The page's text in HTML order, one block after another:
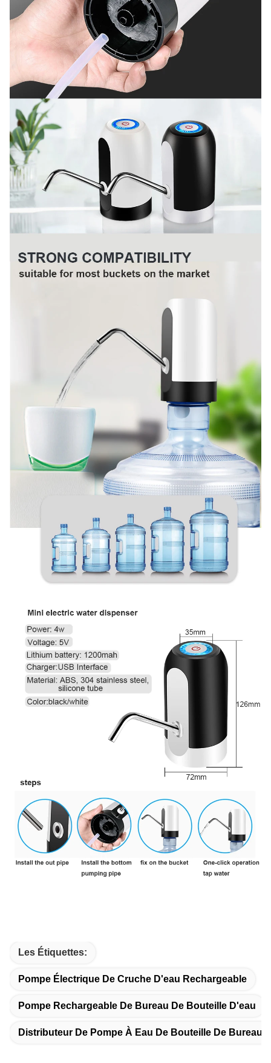
Les Étiquettes:
Pompe Électrique De Cruche D'eau Rechargeable
Pompe Rechargeable De Bureau De Bouteille D'eau
Distributeur De Pompe À Eau De Bouteille De Bureau